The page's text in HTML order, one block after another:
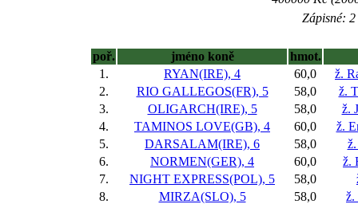
Zápisné:
poř. jméno koně
hmot.
1.
RYAN(IRE), 4 60,0
ž.
2.
RIO GALLEGOS(FR), 5 58,0
ž.
3.
OLIGARCH(IRE), 5 58,0
ž.
4.
TAMINOS LOVE(GB), 4 60,0
ž.
5.
DARSALAM(IRE), 6 58,0
6.
NORMEN(GER), 4 60,0
ž.
7.
NIGHT EXPRESS(POL), 5 58,0
8.
MIRZA(SLO), 5 58,0
ž.